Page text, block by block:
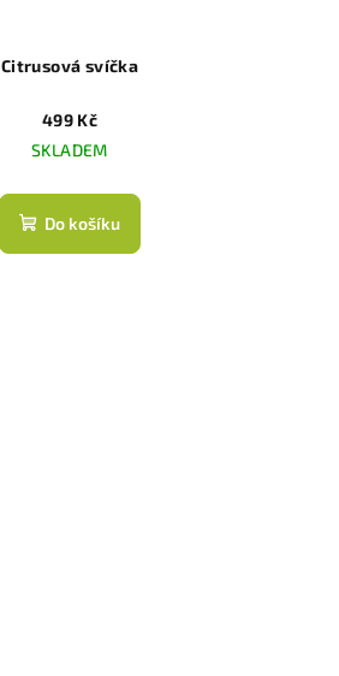
Citrusová svíčka
499 Kč
SKLADEM
Do košíku